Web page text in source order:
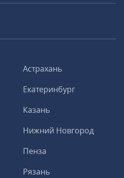
Астрахань
Екатеринбург
Казань
Нижний Новгород
Пенза
Рязань